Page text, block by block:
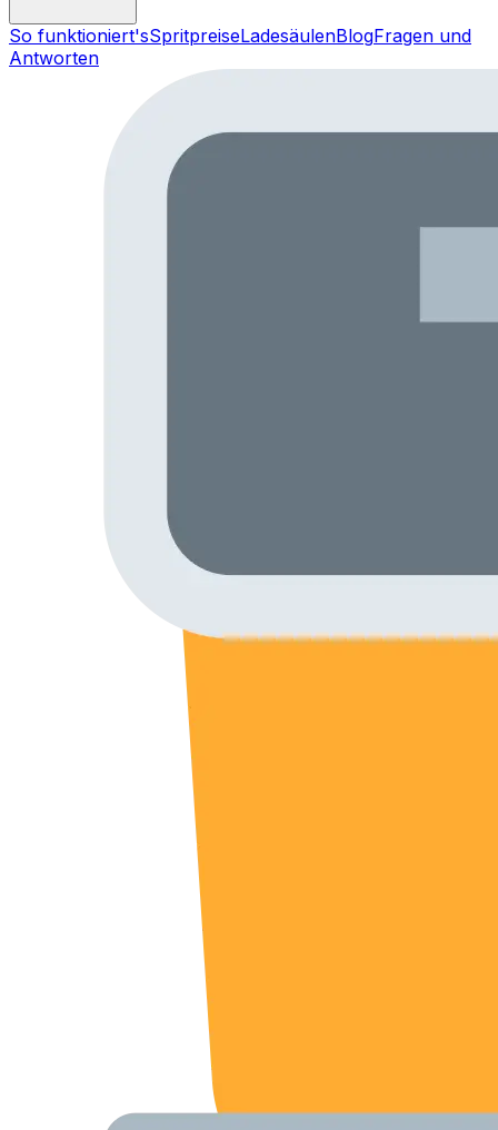
So funktioniert'sSpritpreiseLadesäulenBlogFragen und
Antworten